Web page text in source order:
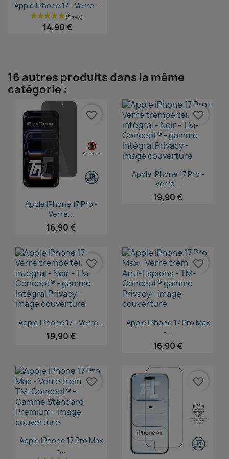
 Aperçu rapide
Apple IPhone 17 - Verre...
14,90 €
16 autres produits dans la même
catégorie :
Aperçu rapide
Apple IPhone 17 Pro -
Verre...
16,90 €
favorite_border
Aperçu rapide
Apple IPhone 17 Pro -
Verre...
19,90 €
favorite_border
 Aperçu rapide
Apple IPhone 17 - Verre...
19,90 €
favorite_border
Aperçu rapide
Apple IPhone 17 Pro Max
-...
16,90 €
favorite_border
Aperçu rapide
Apple IPhone 17 Pro Max
-...
favorite_border favorite_border